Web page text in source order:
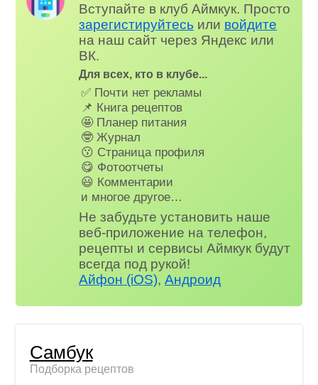
Вступайте в клуб Аймкук. Просто
зарегистируйтесь или войдите
на наш сайт через Яндекс или
ВК.
Для всех, кто в клубе...
✅ Почти нет рекламы
📌 Книга рецептов
🤩 Планер питания
🤓 Журнал
😗 Страница профиля
😋 Фотоотчеты
😃 Комментарии
и многое другое…
Не забудьте установить наше
веб-приложение на телефон,
рецепты и сервисы Аймкук будут
всегда под рукой!
Айфон (iOS),Андроид
Самбук
Подборка рецептов